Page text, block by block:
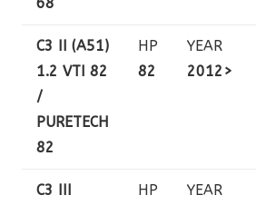
68
C3 II (A51)
1.2 VTI 82
/
PURETECH
82
HP
82
YEAR
2012>
C3 III
HP
YEAR